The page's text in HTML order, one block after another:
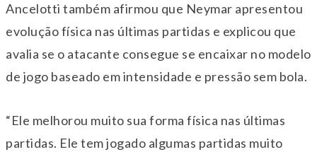
Ancelotti também afirmou que Neymar apresentou
evolução física nas últimas partidas e explicou que
avalia se o atacante consegue se encaixar no modelo
de jogo baseado em intensidade e pressão sem bola.
“Ele melhorou muito sua forma física nas últimas
partidas. Ele tem jogado algumas partidas muito